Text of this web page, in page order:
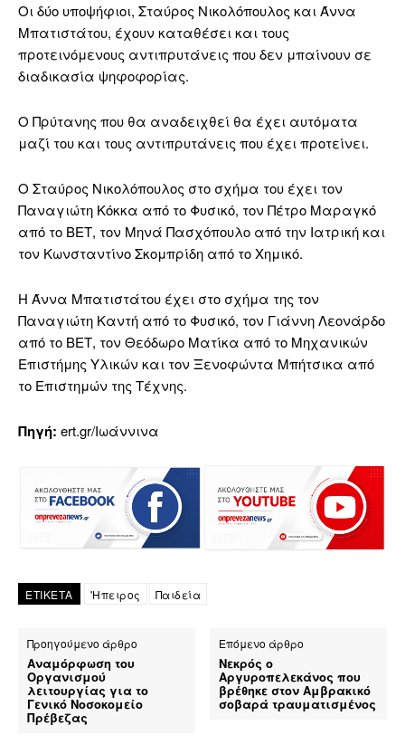
Οι δύο υποψήφιοι, Σταύρος Νικολόπουλος και Άννα
Μπατιστάτου, έχουν καταθέσει και τους
προτεινόμενους αντιπρυτάνεις που δεν μπαίνουν σε
διαδικασία ψηφοφορίας.
Ο Πρύτανης που θα αναδειχθεί θα έχει αυτόματα
μαζί του και τους αντιπρυτάνεις που έχει προτείνει.
Ο Σταύρος Νικολόπουλος στο σχήμα του έχει τον
Παναγιώτη Κόκκα από το Φυσικό, τον Πέτρο Μαραγκό
από το ΒΕΤ, τον Μηνά Πασχόπουλο από την Ιατρική και
τον Κωνσταντίνο Σκομπρίδη από το Χημικό.
Η Άννα Μπατιστάτου έχει στο σχήμα της τον
Παναγιώτη Καντή από το Φυσικό, τον Γιάννη Λεονάρδο
από το ΒΕΤ, τον Θεόδωρο Ματίκα από το Μηχανικών
Επιστήμης Υλικών και τον Ξενοφώντα Μπήτσικα από
το Επιστημών της Τέχνης.
Πηγή: ert.gr/Ιωάννινα
ΕΤΙΚΕΤΑ 'Ηπειρος Παιδεία
Προηγούμενο άρθρο
Αναμόρφωση του
Οργανισμού
λειτουργίας για το
Γενικό Νοσοκομείο
Πρέβεζας
Επόμενο άρθρο
Νεκρός ο
Αργυροπελεκάνος που
βρέθηκε στον Αμβρακικό
σοβαρά τραυματισμένος